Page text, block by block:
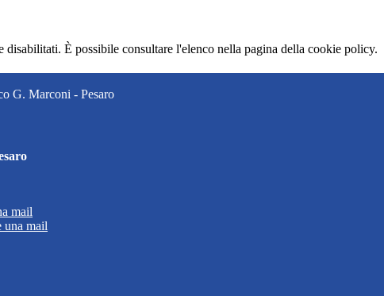
disabilitati. È possibile consultare l'elenco nella pagina della cookie policy.
G. Marconi - Pesaro
mail
una mail